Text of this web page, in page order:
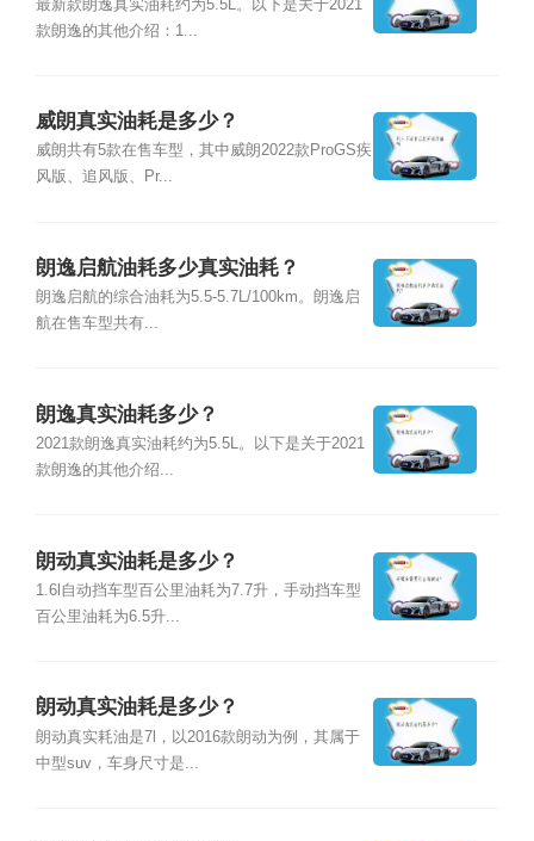
最新款朗逸真实油耗约为5.5L。以下是关于2021
款朗逸的其他介绍：1...
威朗真实油耗是多少？
威朗共有5款在售车型，其中威朗2022款ProGS疾
风版、追风版、Pr...
朗逸启航油耗多少真实油耗？
朗逸启航的综合油耗为5.5-5.7L/100km。朗逸启
航在售车型共有...
朗逸真实油耗多少？
2021款朗逸真实油耗约为5.5L。以下是关于2021
款朗逸的其他介绍...
朗动真实油耗是多少？
1.6l自动挡车型百公里油耗为7.7升，手动挡车型
百公里油耗为6.5升...
朗动真实油耗是多少？
朗动真实耗油是7l，以2016款朗动为例，其属于
中型suv，车身尺寸是...